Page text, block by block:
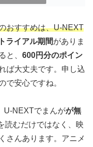
おすすめは、U-NEXT
ライアル期間がありま
と、 600円分のポイン
ば大丈夫です。申し込
で安心ですね。
U-NEXTでまんがが無
読むだけではなく、映
さんあります。アニメ